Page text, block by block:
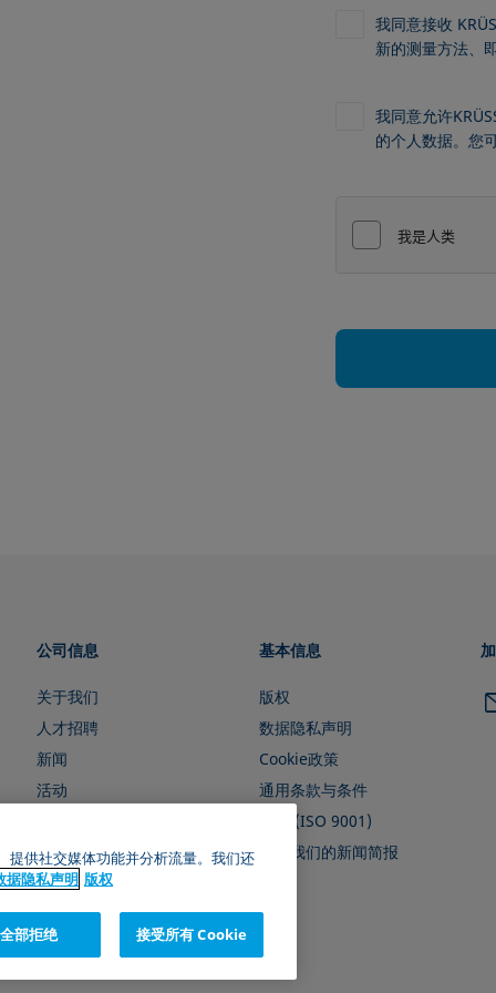
我同意接收
新的测量方法、
我同意允许
的个人数据。您
公司信息
关于我们
人才招聘
新闻
活动
基本信息
版权
数据隐私声明
Cookie政策
通用条款与条件
证书 (ISO 9001)
订阅我们的新闻简报
提供社交媒体功能并分析流量。我们还
据隐私声明 版权
全部拒绝 接受所有 Cookie